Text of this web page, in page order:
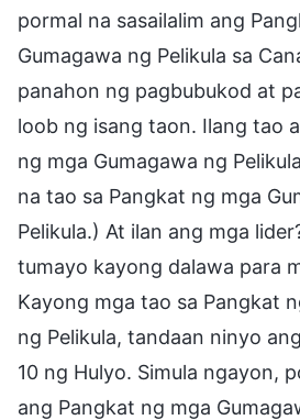
pormal na sasailalim ang
Gumagawa ng Pelikula sa
panahon ng pagbubukod at
loob ng isang taon. Ilang tao
ng mga Gumagawa ng
na tao sa Pangkat ng mga
Pelikula.) At ilan ang mga
tumayo kayong dalawa para
Kayong mga tao sa Pangkat
ng Pelikula, tandaan ninyo
10 ng Hulyo. Simula ngayon,
ang Pangkat ng mga